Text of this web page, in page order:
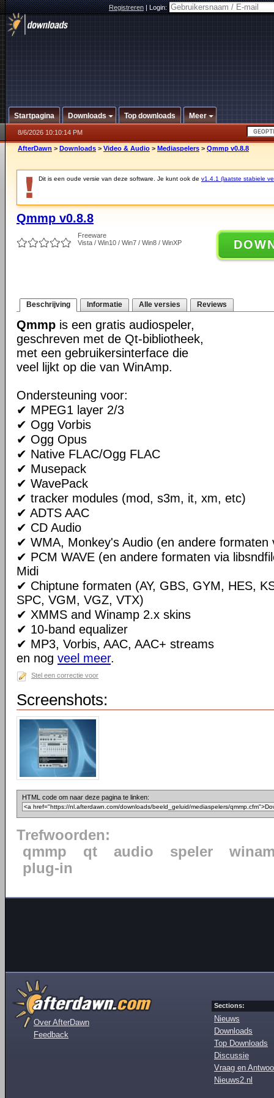
Registreren|Login:
Startpagina Downloads Top downloads Meer
8/6/2026 10:10:14 PM
AfterDawn > Downloads > Video & Audio > Mediaspelers > Qmmp v0.8.8
Dit is een oude versie van deze software. Je kunt ook de v1.4.1 (laatste stabiele
Qmmp v0.8.8
Freeware
Vista / Win10 / Win7 / Win8 / WinXP
Beschrijving Informatie Alle versies Reviews
Qmmp is een gratis audiospeler,
geschreven met de Qt-bibliotheek,
met een gebruikersinterface die
veel lijkt op die van WinAmp.
Ondersteuning voor:
✔ MPEG1 layer 2/3
✔ Ogg Vorbis
✔ Ogg Opus
✔ Native FLAC/Ogg FLAC
✔ Musepack
✔ WavePack
✔ tracker modules (mod, s3m, it, xm, etc)
✔ ADTS AAC
✔ CD Audio
✔ WMA, Monkey's Audio (en andere formaten
✔ PCM WAVE (en andere formaten via
Midi
✔ Chiptune formaten (AY, GBS, GYM, HES,
SPC, VGM, VGZ, VTX)
✔ XMMS and Winamp 2.x skins
✔ 10-band equalizer
✔ MP3, Vorbis, AAC, AAC+ streams
en nog veel meer.
Stel een correctie voor
Screenshots:
HTML code om naar deze pagina te linken:
Trefwoorden:
qmmp
qt audio speler
plug-in
Over AfterDawn
Feedback
Sections:
Nieuws
Downloads
Top Downloads
Discussie
Vraag en
Nieuws2.nl